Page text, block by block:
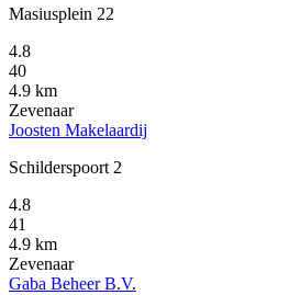
Masiusplein 22
4.8
40
4.9 km
Zevenaar
Joosten Makelaardij
Schilderspoort 2
4.8
41
4.9 km
Zevenaar
Gaba Beheer B.V.